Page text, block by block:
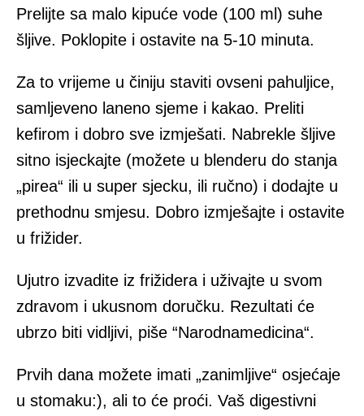
Prelijte sa malo kipuće vode (100 ml) suhe
šljive. Poklopite i ostavite na 5-10 minuta.
Za to vrijeme u činiju staviti ovseni pahuljice,
samljeveno laneno sjeme i kakao. Preliti
kefirom i dobro sve izmješati. Nabrekle šljive
sitno isjeckajte (možete u blenderu do stanja
„pirea“ ili u super sjecku, ili ručno) i dodajte u
prethodnu smjesu. Dobro izmješajte i ostavite
u frižider.
Ujutro izvadite iz frižidera i uživajte u svom
zdravom i ukusnom doručku. Rezultati će
ubrzo biti vidljivi, piše “Narodnamedicina“.
Prvih dana možete imati „zanimljive“ osjećaje
u stomaku:), ali to će proći. Vaš digestivni